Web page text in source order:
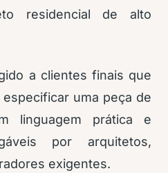
residencial de alto
a clientes finais que
uma peça de
linguagem prática e
por arquitetos,
exigentes.